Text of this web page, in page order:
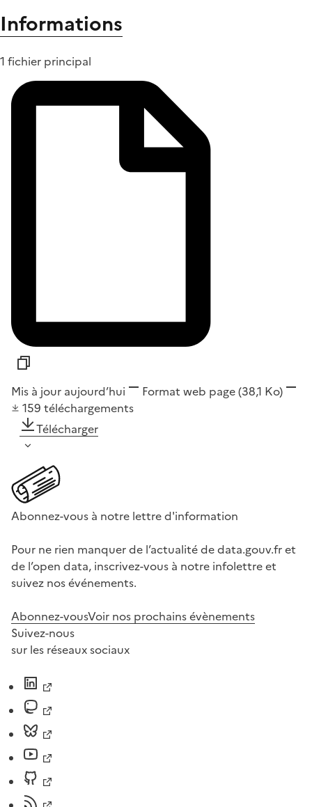
Informations
1 fichier principal
Mis à jour aujourd’hui Format web page(38,1 Ko)
159 téléchargements
Télécharger
Abonnez-vous à notre lettre d'information
Pour ne rien manquer de l’actualité de data.gouv.fr et
de l’open data, inscrivez-vous à notre infolettre et
suivez nos événements.
Abonnez-vousVoir nos prochains évènements
Suivez-nous
sur les réseaux sociaux